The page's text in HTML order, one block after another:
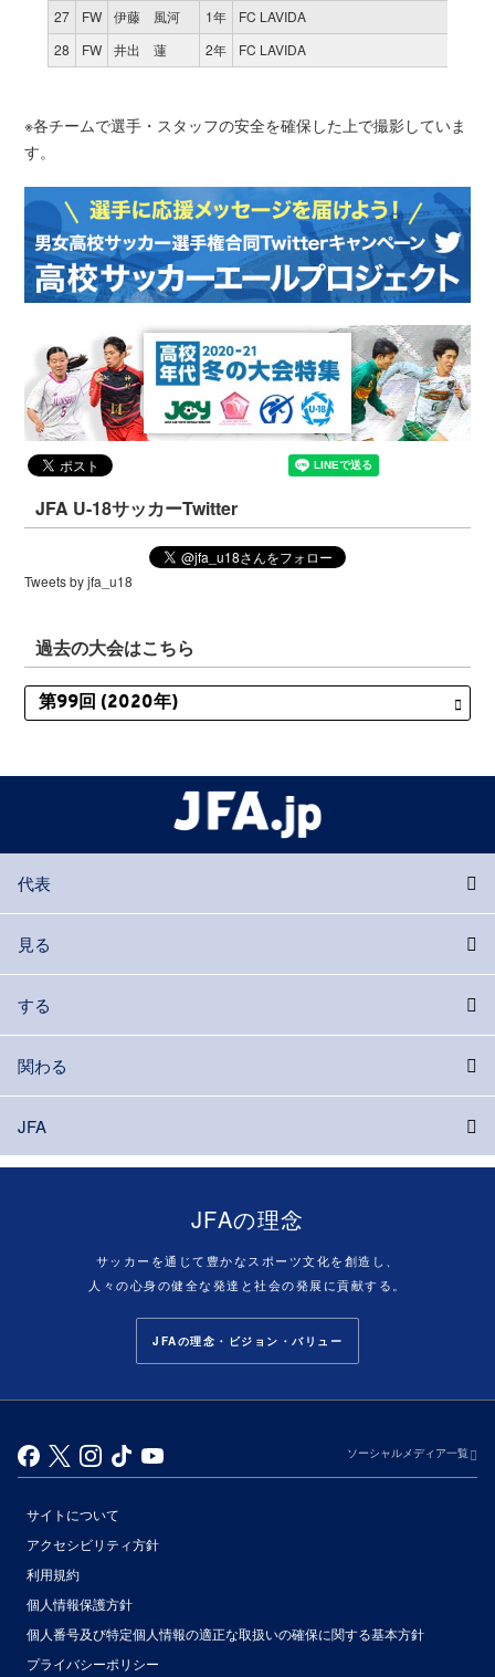
27
FW 伊藤 風河 1年 FC LAVIDA
28
FW 井出 蓮 2年 FC LAVIDA
※各チームで選手・スタッフの安全を確保した上で撮影していま
す。
JFA U-18サッカーTwitter
Tweets by jfa_u18
過去の大会はこちら
代表
見る
する
関わる
JFA
JFAの理念
サッカーを通じて豊かなスポーツ文化を創造し、
人々の心身の健全な発達と社会の発展に貢献する。
JFAの理念・ビジョン・バリュー
ソーシャルメディア一覧
サイトについて
アクセシビリティ方針
利用規約
個人情報保護方針
個人番号及び特定個人情報の適正な取扱いの確保に関する基本方針
プライバシーポリシー